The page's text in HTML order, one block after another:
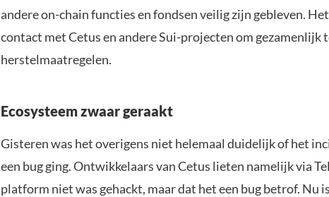
andere on-chain functies en fondsen veilig zijn gebleven.
contact met Cetus en andere Sui-projecten om gezamenlijk
herstelmaatregelen.
Ecosysteem zwaar geraakt
Gisteren was het overigens niet helemaal duidelijk of het
een bug ging. Ontwikkelaars van Cetus lieten namelijk via
platform niet was gehackt, maar dat het een bug betrof. Nu